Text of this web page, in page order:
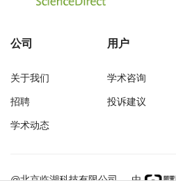
公司
关于我们
招聘
学术动态
用户
学术咨询
投诉建议
@北京临湖科技有限公司 由